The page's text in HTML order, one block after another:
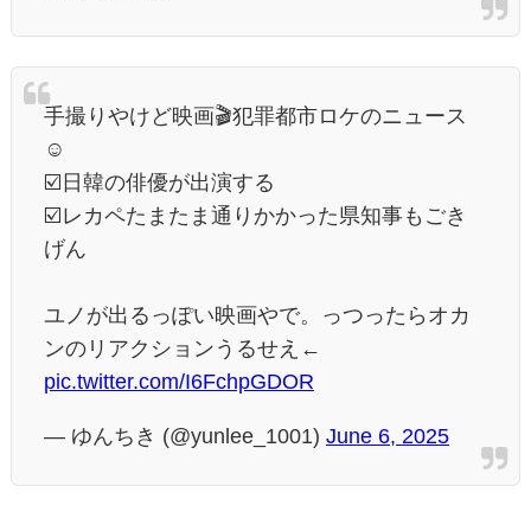
手撮りやけど映画🎬犯罪都市ロケのニュース
☺️
☑️日韓の俳優が出演する
☑️レカペたまたま通りかかった県知事もごき
げん
ユノが出るっぽい映画やで。っつったらオカ
ンのリアクションうるせえ←
pic.twitter.com/I6FchpGDOR
— ゆんちき (@yunlee_1001) June 6, 2025